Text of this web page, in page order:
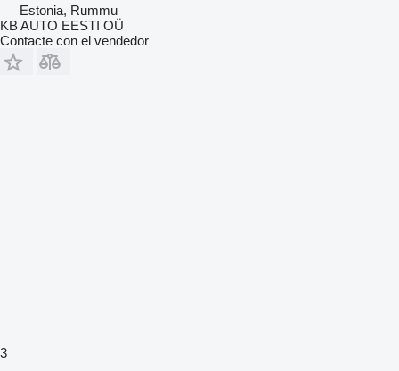
Estonia, Rummu
KB AUTO EESTI OÜ
Contacte con el vendedor
3